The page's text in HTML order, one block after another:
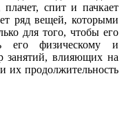
спит и пачкает
ряд вещей, которыми
для того, чтобы его
его физическому и
занятий, влияющих на
их продолжительность